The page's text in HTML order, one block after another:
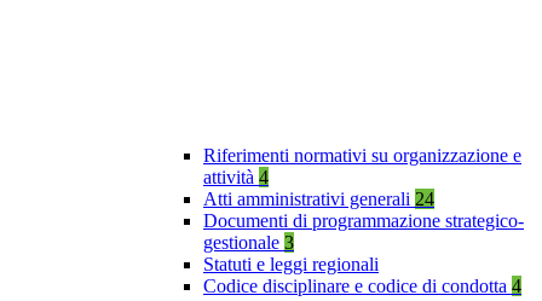
Riferimenti normativi su organizzazione e
attività 4
Atti amministrativi generali 24
Documenti di programmazione strategico-
gestionale 3
Statuti e leggi regionali
Codice disciplinare e codice di condotta 4